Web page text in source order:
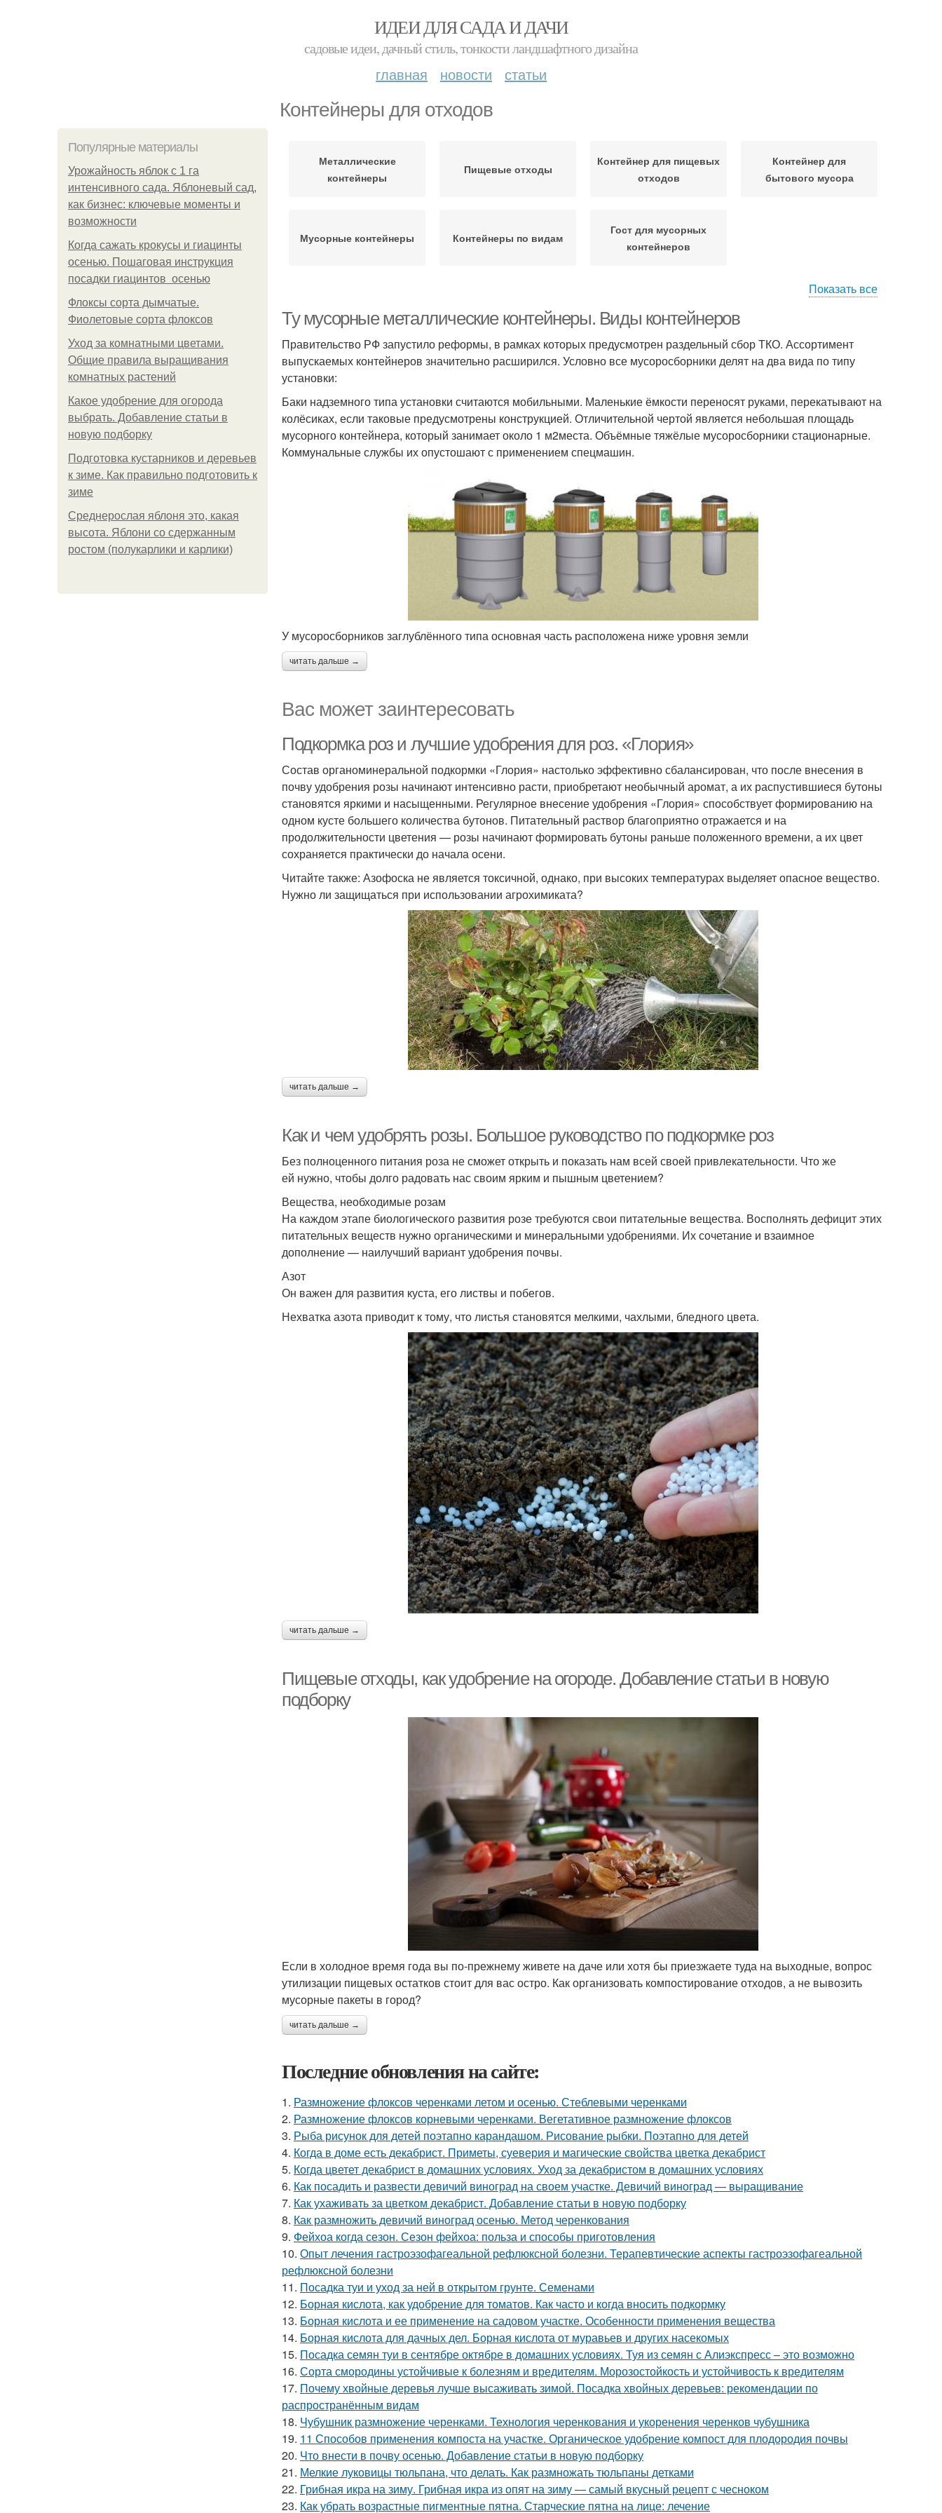
ИДЕИ ДЛЯ САДА И ДАЧИ
садовые идеи, дачный стиль, тонкости ландшафтного дизайна
главная новости статьи
Контейнеры для отходов
Популярные материалы
Урожайность яблок с 1 га
интенсивного сада. Яблоневый сад,
как бизнес: ключевые моменты и
возможности
Когда сажать крокусы и гиацинты
осенью. Пошаговая инструкция
посадки гиацинтов осенью
Флоксы сорта дымчатые.
Фиолетовые сорта флоксов
Уход за комнатными цветами.
Общие правила выращивания
комнатных растений
Какое удобрение для огорода
выбрать. Добавление статьи в
новую подборку
Подготовка кустарников и деревьев
к зиме. Как правильно подготовить к
зиме
Среднерослая яблоня это, какая
высота. Яблони со сдержанным
ростом (полукарлики и карлики)
Металлические
контейнеры
Пищевые отходы
Контейнер для пищевых
отходов
Контейнер для
бытового мусора
Мусорные контейнеры Контейнеры по видам
Гост для мусорных
контейнеров
Показать все
Ту мусорные металлические контейнеры. Виды контейнеров
Правительство РФ запустило реформы, в рамках которых предусмотрен раздельный сбор ТКО. Ассортимент
выпускаемых контейнеров значительно расширился. Условно все мусоросборники делят на два вида по типу
установки:
Баки надземного типа установки считаются мобильными. Маленькие ёмкости переносят руками, перекатывают на
колёсиках, если таковые предусмотрены конструкцией. Отличительной чертой является небольшая площадь
мусорного контейнера, который занимает около 1 м2места. Объёмные тяжёлые мусоросборники стационарные.
Коммунальные службы их опустошают с применением спецмашин.
У мусоросборников заглублённого типа основная часть расположена ниже уровня земли
читать дальше →
Вас может заинтересовать
Подкормка роз и лучшие удобрения для роз. «Глория»
Состав органоминеральной подкормки «Глория» настолько эффективно сбалансирован, что после внесения в
почву удобрения розы начинают интенсивно расти, приобретают необычный аромат, а их распустившиеся бутоны
становятся яркими и насыщенными. Регулярное внесение удобрения «Глория» способствует формированию на
одном кусте большего количества бутонов. Питательный раствор благоприятно отражается и на
продолжительности цветения — розы начинают формировать бутоны раньше положенного времени, а их цвет
сохраняется практически до начала осени.
Читайте также: Азофоска не является токсичной, однако, при высоких температурах выделяет опасное вещество.
Нужно ли защищаться при использовании агрохимиката?
читать дальше →
Как и чем удобрять розы. Большое руководство по подкормке роз
Без полноценного питания роза не сможет открыть и показать нам всей своей привлекательности. Что же
ей нужно, чтобы долго радовать нас своим ярким и пышным цветением?
Вещества, необходимые розам
На каждом этапе биологического развития розе требуются свои питательные вещества. Восполнять дефицит этих
питательных веществ нужно органическими и минеральными удобрениями. Их сочетание и взаимное
дополнение — наилучший вариант удобрения почвы.
Азот
Он важен для развития куста, его листвы и побегов.
Нехватка азота приводит к тому, что листья становятся мелкими, чахлыми, бледного цвета.
читать дальше →
Пищевые отходы, как удобрение на огороде. Добавление статьи в новую
подборку
Если в холодное время года вы по-прежнему живете на даче или хотя бы приезжаете туда на выходные, вопрос
утилизации пищевых остатков стоит для вас остро. Как организовать компостирование отходов, а не вывозить
мусорные пакеты в город?
читать дальше →
Последние обновления на сайте:
1. Размножение флоксов черенками летом и осенью. Стеблевыми черенками
2. Размножение флоксов корневыми черенками. Вегетативное размножение флоксов
3. Рыба рисунок для детей поэтапно карандашом. Рисование рыбки. Поэтапно для детей
4. Когда в доме есть декабрист. Приметы, суеверия и магические свойства цветка декабрист
5. Когда цветет декабрист в домашних условиях. Уход за декабристом в домашних условиях
6. Как посадить и развести девичий виноград на своем участке. Девичий виноград — выращивание
7. Как ухаживать за цветком декабрист. Добавление статьи в новую подборку
8. Как размножить девичий виноград осенью. Метод черенкования
9. Фейхоа когда сезон. Сезон фейхоа: польза и способы приготовления
10. Опыт лечения гастроэзофагеальной рефлюксной болезни. Терапевтические аспекты гастроэзофагеальной
рефлюксной болезни
11. Посадка туи и уход за ней в открытом грунте. Семенами
12. Борная кислота, как удобрение для томатов. Как часто и когда вносить подкормку
13. Борная кислота и ее применение на садовом участке. Особенности применения вещества
14. Борная кислота для дачных дел. Борная кислота от муравьев и других насекомых
15. Посадка семян туи в сентябре октябре в домашних условиях. Туя из семян с Алиэкспресс – это возможно
16. Сорта смородины устойчивые к болезням и вредителям. Морозостойкость и устойчивость к вредителям
17. Почему хвойные деревья лучше высаживать зимой. Посадка хвойных деревьев: рекомендации по
распространённым видам
18. Чубушник размножение черенками. Технология черенкования и укоренения черенков чубушника
19. 11 Способов применения компоста на участке. Органическое удобрение компост для плодородия почвы
20. Что внести в почву осенью. Добавление статьи в новую подборку
21. Мелкие луковицы тюльпана, что делать. Как размножать тюльпаны детками
22. Грибная икра на зиму. Грибная икра из опят на зиму — самый вкусный рецепт с чесноком
23. Как убрать возрастные пигментные пятна. Старческие пятна на лице: лечение